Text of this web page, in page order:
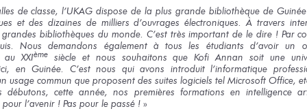
de classe, l’UKAG disposede la plus grande bibliothèque de
et des dizaines de milliers d’ouvrages électroniques. À travers
bibliothèques du monde. C’est très important de le dire ! Par
Nous demandons également à tous les étudiants d’avoir un
au XXIème siècle et nous souhaitons que Kofi Annan soit une
en Guinée. C’est nous qui avons introduit l’informatique
usage commun que proposent des suites logiciels tel Microsoft Office,
débutons, cette année, nos premières formations en intelligence
pour l’avenir ! Pas pour le passé ! »